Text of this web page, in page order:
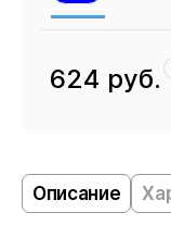
624 руб.
Описание